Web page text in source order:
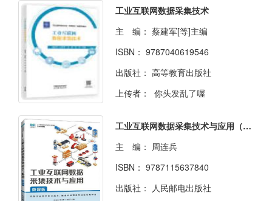
工业互联网数据采集技术
主 编： 蔡建军[等]主编
ISBN： 9787040619546
出版社： 高等教育出版社
上传者：
你头发乱了喔
工业互联网数据采集技术与应用（微课版）
主 编： 周连兵
ISBN： 9787115637840
出版社：
人民邮电出版社